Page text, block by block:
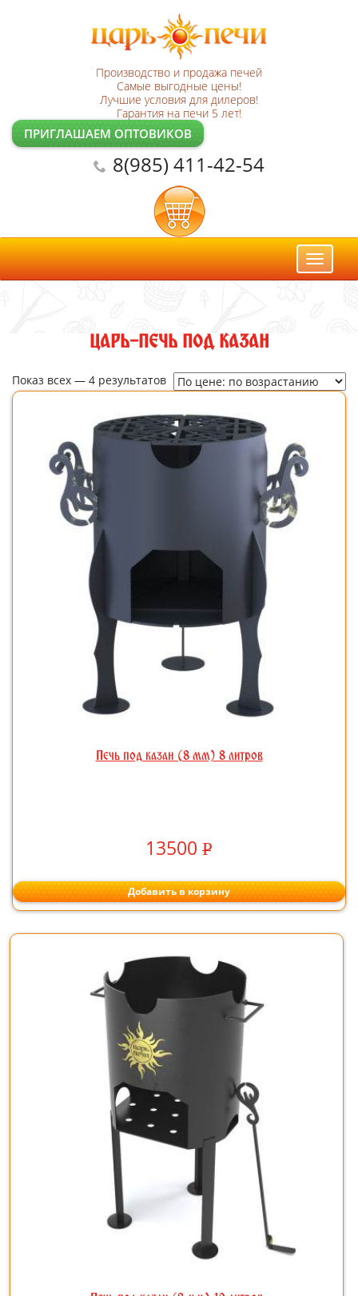
Производство и продажа печей
Самые выгодные цены!
Лучшие условия для дилеров!
Гарантия на печи 5 лет!
ПРИГЛАШАЕМ ОПТОВИКОВ
8(985) 411-42-54
Toggle
ЦАРЬ-ПЕЧЬ ПОД КАЗАН
Показ всех — 4 результатов
Печь под казан (8 мм) 8 литров
13500 Р
Добавить в корзину